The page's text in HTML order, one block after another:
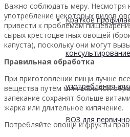
Краткое
употребления
ВОЗ для
Важно соблюдать меру. Несмотря
употребление некоторых видов
привести к проблемам
сырых крестоцветных овощей
капуста), поскольку они могут
Правильная обработка
При приготовлении пищи лучше
вещества путём минимальной
запекание сохранят больше
жарка или длительное кипячение.
Потребляйте овощи и фрукты